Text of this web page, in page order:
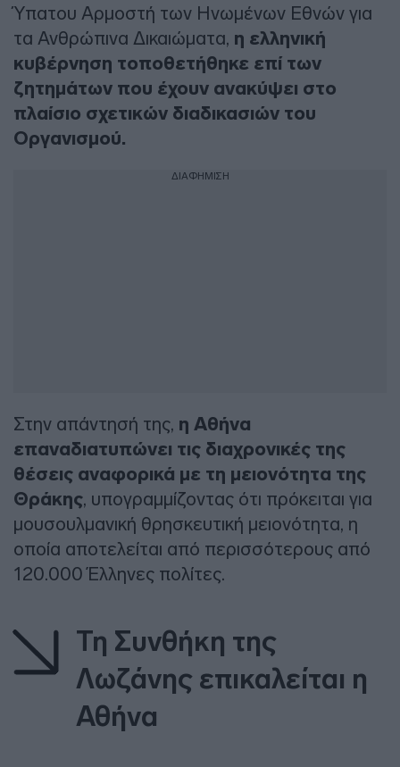
Ύπατου Αρμοστή των Ηνωμένων Εθνών για
τα Ανθρώπινα Δικαιώματα, η ελληνική
κυβέρνηση τοποθετήθηκε επί των
ζητημάτων που έχουν ανακύψει στο
πλαίσιο σχετικών διαδικασιών του
Οργανισμού.
ΔΙΑΦΗΜΙΣΗ
Στην απάντησή της, η Αθήνα
επαναδιατυπώνει τις διαχρονικές της
θέσεις αναφορικά με τη μειονότητα της
Θράκης, υπογραμμίζοντας ότι πρόκειται για
μουσουλμανική θρησκευτική μειονότητα, η
οποία αποτελείται από περισσότερους από
120.000 Έλληνες πολίτες.
Τη Συνθήκη της
Λωζάνης επικαλείται η
Αθήνα